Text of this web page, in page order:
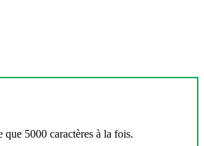
5000 caractères à la fois.